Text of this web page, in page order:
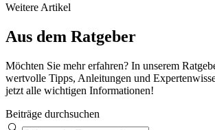
Weitere Artikel
Aus dem Ratgeber
Möchten Sie mehr erfahren? In unserem
wertvolle Tipps, Anleitungen und
jetzt alle wichtigen Informationen!
Beiträge durchsuchen